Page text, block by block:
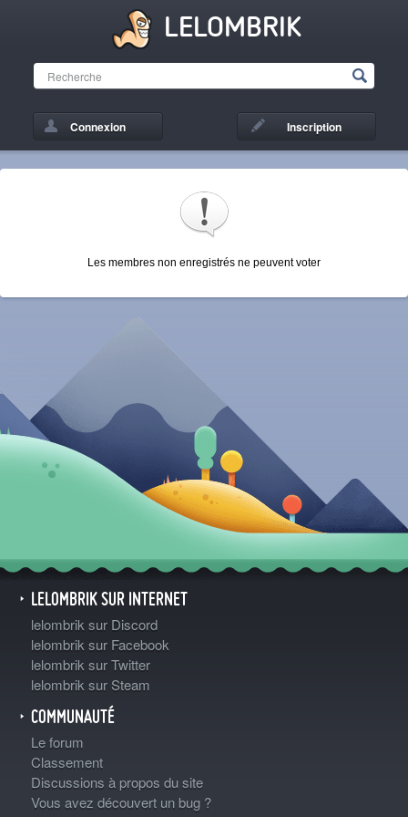
LELOMBRIK
Connexion Inscription
Les membres non enregistrés ne peuvent voter
LELOMBRIK SUR INTERNET
lelombrik sur Discord
lelombrik sur Facebook
lelombrik sur Twitter
lelombrik sur Steam
COMMUNAUTÉ
Le forum
Classement
Discussions à propos du site
Vous avez découvert un bug ?